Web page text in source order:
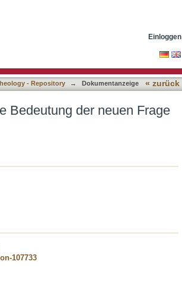
Einloggen
- Repository → Dokumentanzeige « zurück
Bedeutung der neuen Frage
107733